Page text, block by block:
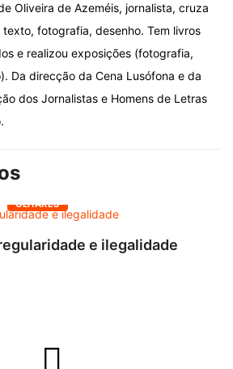
Oliveira de Azeméis, jornalista, cruza
texto, fotografia, desenho. Tem livros
e realizou exposições (fotografia,
Da direcção da Cena Lusófona e da
dos Jornalistas e Homens de Letras
OLHARES
e ilegalidade